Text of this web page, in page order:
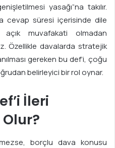
yasağı”na takılır.
cevap süresi içerisinde dile
açık muvafakati olmadan
Özellikle davalarda stratejik
gereken bu def’i, çoğu
belirleyici bir rol oynar.
İleri
borçlu dava konusu